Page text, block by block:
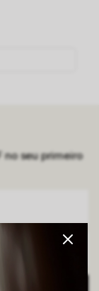
no seu primeiro